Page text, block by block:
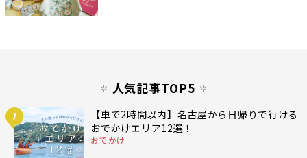
人気記事TOP5
1
【車で2時間以内】名古屋から日帰りで行ける
おでかけエリア12選！
おでかけ